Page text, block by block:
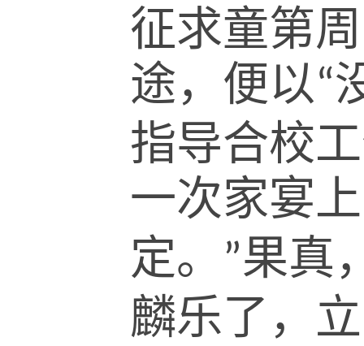
征求童第
途，便以“
指导合校
一次家宴
定。
”果真
麟乐了，